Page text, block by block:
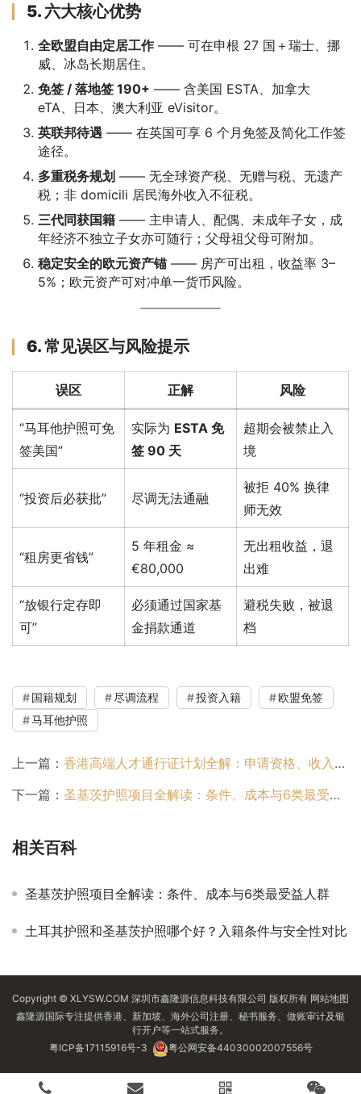
5. 六大核心优势
全欧盟自由定居工作—— 可在申根 27 国＋瑞士、挪
威、冰岛长期居住。
免签 / 落地签 190+ —— 含美国 ESTA、加拿大
eTA、日本、澳大利亚 eVisitor。
英联邦待遇 —— 在英国可享 6 个月免签及简化工作签
途径。
多重税务规划 —— 无全球资产税、无赠与税、无遗产
税；非 domicili 居民海外收入不征税。
三代同获国籍 —— 主申请人、配偶、未成年子女，成
年经济不独立子女亦可随行；父母祖父母可附加。
稳定安全的欧元资产锚 —— 房产可出租，收益率 3–
5%；欧元资产可对冲单一货币风险。
6. 常见误区与风险提示
误区 正解 风险
“马耳他护照可免
签美国”
实际为 ESTA 免
签 90 天
超期会被禁止入
境
“投资后必获批” 尽调无法通融
被拒 40% 换律
师无效
“租房更省钱”
5 年租金 ≈
€80,000
无出租收益，退
出难
“放银行定存即
可”
必须通过国家基
金捐款通道
避税失败，被退
档
国籍规划 尽调流程 投资入籍
欧盟免签
马耳他护照
上一篇： 香港高端人才通行证计划全解：申请资格、收入门槛、年度配额与续期流程
下一篇： 圣基茨护照项目全解读：条件、成本与6类最受益人群
相关百科
圣基茨护照项目全解读：条件、成本与6类最受益人群
土耳其护照和圣基茨护照哪个好？入籍条件与安全性对比
Copyright © XLYSW.COM 深圳市鑫隆源信息科技有限公司 版权所有 网站地图
鑫隆源国际专注提供香港、新加坡、海外公司注册、秘书服务、做账审计及银
行开户等一站式服务。
粤ICP备17115916号-3
粤公网安备44030002007556号